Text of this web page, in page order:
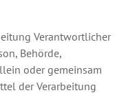
Verantwortlicher
Behörde,
oder gemeinsam
der Verarbeitung